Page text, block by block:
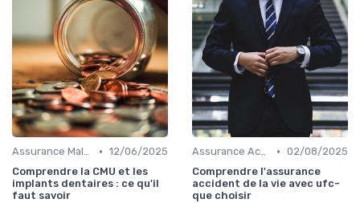
Assurance Maladie • 12/06/2025
Comprendre la CMU et les
implants dentaires : ce qu'il
faut savoir
Assurance Accident • 02/08/2025
Comprendre l'assurance
accident de la vie avec ufc-
que choisir